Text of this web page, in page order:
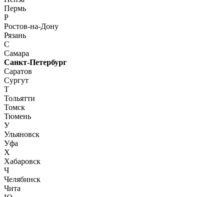
Пермь
Р
Ростов-на-Дону
Рязань
С
Самара
Санкт-Петербург
Саратов
Сургут
Т
Тольятти
Томск
Тюмень
У
Ульяновск
Уфа
Х
Хабаровск
Ч
Челябинск
Чита